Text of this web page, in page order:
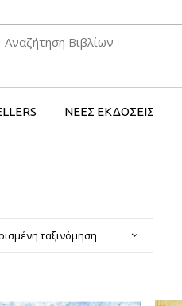
ΝΕΕΣ ΕΚΔΟΣΕΙΣ
ταξινόμηση